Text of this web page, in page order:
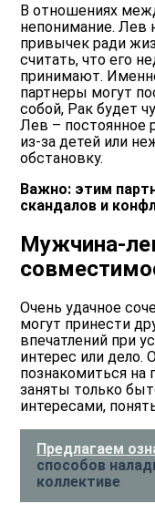
В отношениях
непонимание. Лев
привычек ради
считать, что его
принимают.
партнеры могут
собой, Рак будет
Лев – постоянное
из-за детей или
обстановку.
Важно: этим
скандалов и
Мужчина-
Очень удачное
могут принести
впечатлений при
интерес или дело.
познакомиться на
заняты только
интересами,
Предлагаем
способов
коллективе